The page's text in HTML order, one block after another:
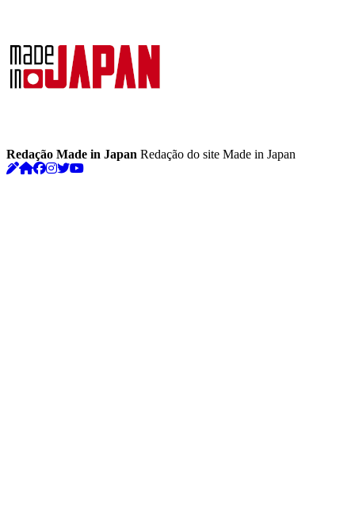
Redação Made in Japan Redação do site Made in Japan